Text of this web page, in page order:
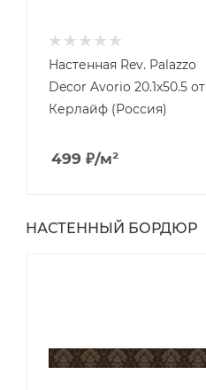
Настенная Rev. Palazzo
Decor Avorio 20.1x50.5 от
Керлайф (Россия)
499 ₽/м²
НАСТЕННЫЙ БОРДЮР